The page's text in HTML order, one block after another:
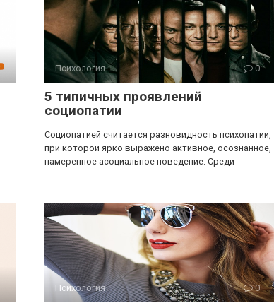
Психология 0
5 типичных проявлений
социопатии
Социопатией считается разновидность психопатии,
при которой ярко выражено активное, осознанное,
намеренное асоциальное поведение. Среди
Психология 0